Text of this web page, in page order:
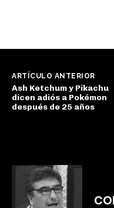
ARTÍCULO ANTERIOR
Ash Ketchum y Pikachu
dicen adiós a Pokémon
después de 25 años